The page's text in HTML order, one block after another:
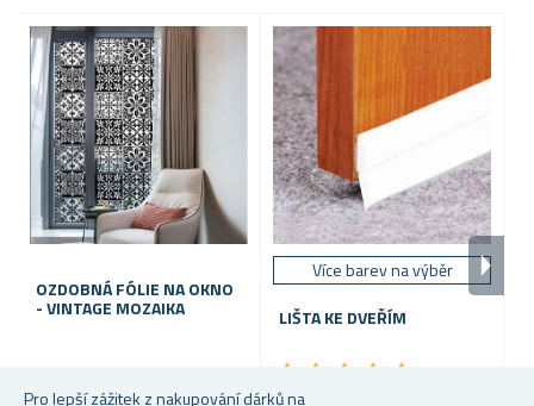
Pro lepší zážitek z nakupování dárků na
OZDOBNÁ FÓLIE NA OKNO
- VINTAGE MOZAIKA
Více barev na výběr
LIŠTA KE DVEŘÍM
★ ★ ★ ★ ★
★ ★ ★ ★ ★